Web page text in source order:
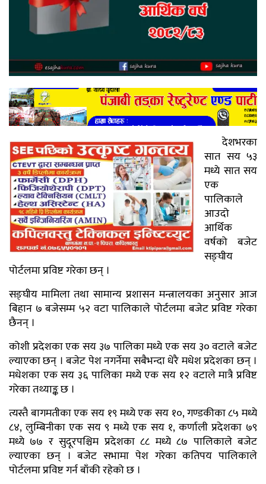
देशभरका
सात सय ५३
मध्ये सात सय
एक
पालिकाले
आउदो
आर्थिक
वर्षको बजेट
सङ्घीय
पोर्टलमा प्रविष्ट गरेका छन् ।
सङ्घीय मामिला तथा सामान्य प्रशासन मन्त्रालयका अनुसार आज
बिहान ७ बजेसम्म ५२ वटा पालिकाले पोर्टलमा बजेट प्रविष्ट गरेका
छैनन् ।
कोशी प्रदेशका एक सय ३७ पालिका मध्ये एक सय ३० वटाले बजेट
ल्याएका छन् । बजेट पेश नगर्नेमा सबैभन्दा धेरै मधेश प्रदेशका छन् ।
मधेशका एक सय ३६ पालिका मध्ये एक सय १२ वटाले मात्रै प्रविष्ट
गरेका तथ्याङ्क छ ।
त्यस्तै बागमतीका एक सय १९ मध्ये एक सय १०, गण्डकीका ८५ मध्ये
८४, लुम्बिनीका एक सय ९ मध्ये एक सय १, कर्णाली प्रदेशका ७९
मध्ये ७७ र सुदूरपश्चिम प्रदेशका ८८ मध्ये ८७ पालिकाले बजेट
ल्याएका छन् । बजेट सभामा पेश गरेका कतिपय पालिकाले
पोर्टलमा प्रविष्ट गर्न बाँकी रहेको छ ।